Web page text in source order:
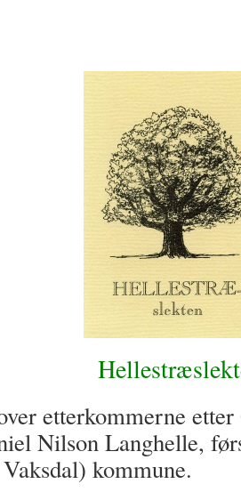
etterkommerne
Nilson Langhelle,
kommune.